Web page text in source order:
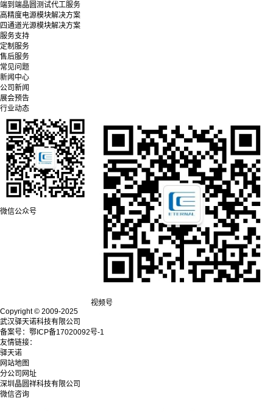
端到端晶圆测试代工服务
高精度电源模块解决方案
四通道光源模块解决方案
服务支持
定制服务
售后服务
常见问题
新闻中心
公司新闻
展会预告
行业动态
微信公众号
视频号
Copyright © 2009-2025
武汉驿天诺科技有限公司
备案号：鄂ICP备17020092号-1
友情链接：
驿天诺
网站地图
分公司网址
深圳晶圆祥科技有限公司
微信咨询